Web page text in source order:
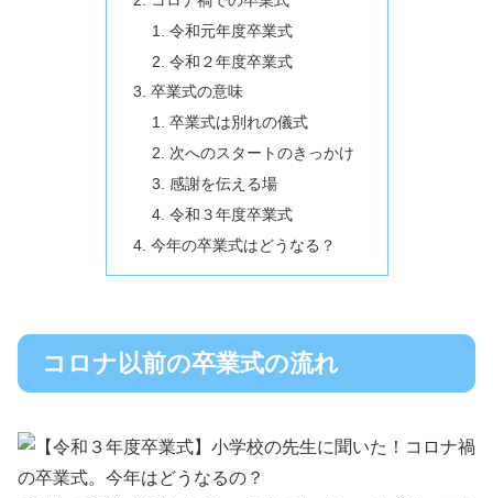
令和元年度卒業式
令和２年度卒業式
卒業式の意味
卒業式は別れの儀式
次へのスタートのきっかけ
感謝を伝える場
令和３年度卒業式
今年の卒業式はどうなる？
コロナ以前の卒業式の流れ